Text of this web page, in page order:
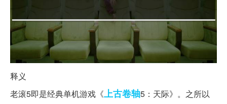
释义
老滚5即是经典单机游戏《上古卷轴5：天际》。之所以